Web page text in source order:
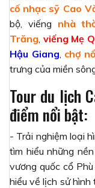
cố nhạc sỹ Cao
bộ, viếng nhà
Trăng viếng Mẹ
Hậu Giang chợ
trưng của miền
Tour du lịch
điểm nổi bật:
- Trải nghiệm loại
tìm hiểu những
vương quốc cổ
hiểu về lịch sử